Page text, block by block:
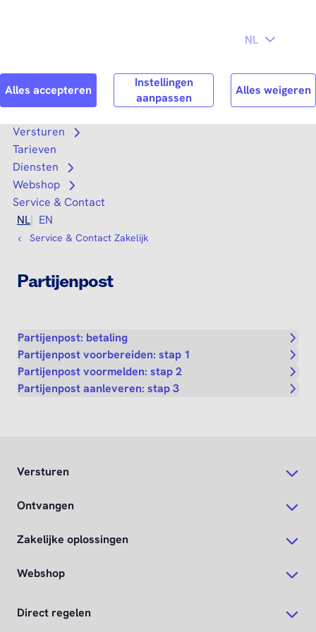
Search Zoek
Versturen
Open submenu
Tarieven
Diensten
Open submenu
Webshop
Open submenu
Service & Contact
NL
EN
Service & Contact Zakelijk
Partijenpost
Partijenpost: betaling
Partijenpost voorbereiden: stap 1
Partijenpost voormelden: stap 2
Partijenpost aanleveren: stap 3
Versturen
Ontvangen
Zakelijke oplossingen
Webshop
Direct regelen